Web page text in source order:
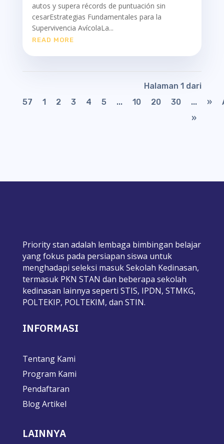
autos y supera récords de puntuación sin
cesarEstrategias Fundamentales para la
Supervivencia AvícolaLa...
READ MORE
Halaman 1 dari
57
1 2 3 4 5 ... 10 20 30 ... »
»
Priority stan adalah lembaga bimbingan belajar
yang fokus pada persiapan siswa untuk
menghadapi seleksi masuk Sekolah Kedinasan,
termasuk PKN STAN dan beberapa sekolah
kedinasan lainnya seperti STIS, IPDN, STMKG,
POLTEKIP, POLTEKIM, dan STIN.
INFORMASI
Tentang Kami
Program Kami
Pendaftaran
Blog Artikel
LAINNYA